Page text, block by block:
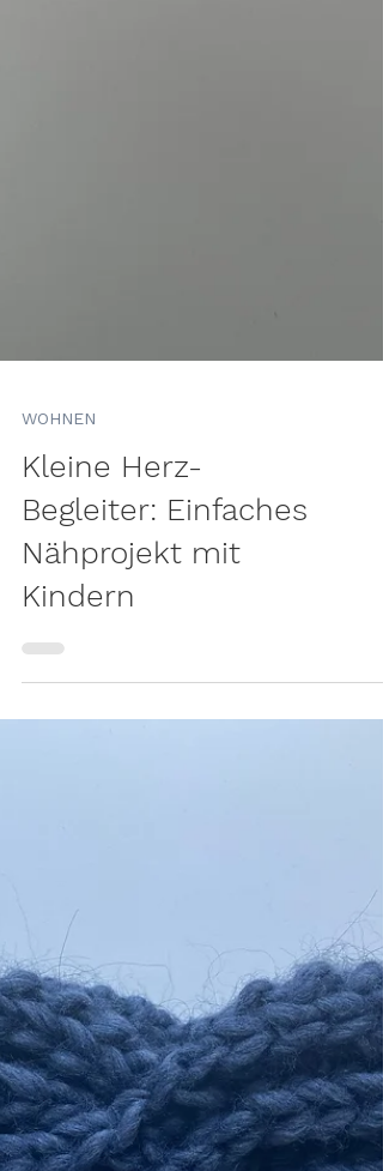
WOHNEN
Kleine Herz-
Begleiter: Einfaches
Nähprojekt mit
Kindern